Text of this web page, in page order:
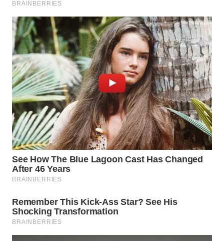
WN
INDRAMAYU
WN
KUNINGAN
WN
MAJALENGKA
WN
SUBANG
WN
SUKABUMI
PURWAKARTA